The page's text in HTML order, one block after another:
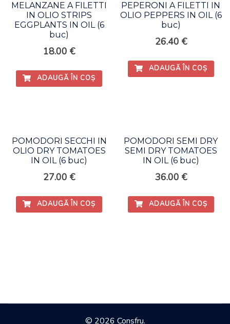
MELANZANE A FILETTI
IN OLIO STRIPS
EGGPLANTS IN OIL (6
buc)
18.00€
ADAUGĂ ÎN COȘ
PEPERONI A FILETTI IN
OLIO PEPPERS IN OIL (6
buc)
26.40 €
ADAUGĂ ÎN COȘ
POMODORI SECCHI IN
OLIO DRY TOMATOES
IN OIL (6 buc)
27.00€
ADAUGĂ ÎN COȘ
POMODORI SEMI DRY
SEMI DRY TOMATOES
IN OIL (6 buc)
36.00 €
ADAUGĂ ÎN COȘ
© 2026 Consfru.